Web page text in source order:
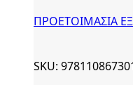
ΠΡΟΕΤΟΙΜΑΣΙΑ
SKU: